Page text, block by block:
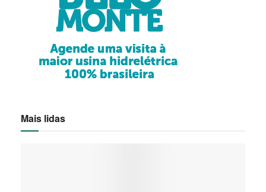
Mais lidas